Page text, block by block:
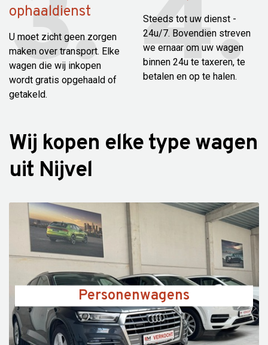
ophaaldienst
U moet zicht geen zorgen
maken over transport. Elke
wagen die wij inkopen
wordt gratis opgehaald of
getakeld.
Steeds tot uw dienst -
24u/7. Bovendien streven
we ernaar om uw wagen
binnen 24u te taxeren, te
betalen en op te halen.
Wij kopen elke type wagen
uit Nijvel
Personenwagens